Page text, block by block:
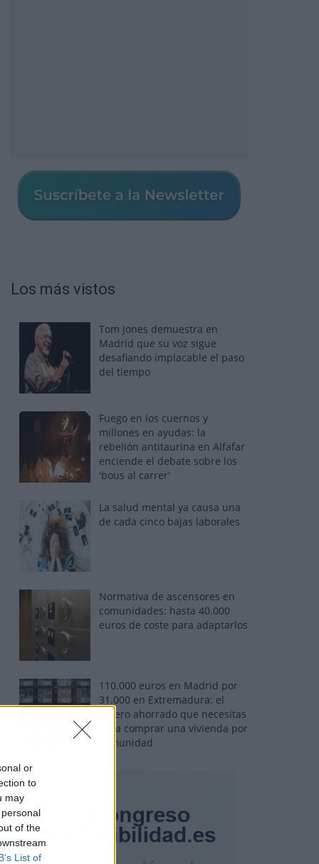
or
to
may
of the
List of
Los más vistos
Tom Jones demuestra en
Madrid que su voz sigue
desafiando implacable el paso
del tiempo
Fuego en los cuernos y
millones en ayudas: la
rebelión antitaurina en Alfafar
enciende el debate sobre los
'bous al carrer'
La salud mental ya causa una
de cada cinco bajas laborales
Normativa de ascensores en
comunidades: hasta 40.000
euros de coste para adaptarlos
110.000 euros en Madrid por
31.000 en Extremadura: el
dinero ahorrado que necesitas
para comprar una vivienda por
comunidad